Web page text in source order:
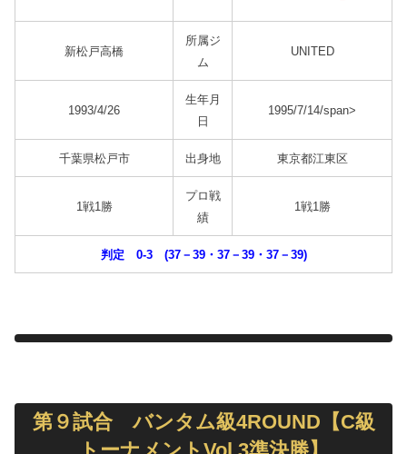
新松戸高橋
所属ジ
ム
UNITED
1993/4/26
生年月
日
1995/7/14/span>
千葉県松戸市 出身地 東京都江東区
1戦1勝
プロ戦
績
1戦1勝
判定 0-3 (37－39・37－39・37－39)
第９試合 バンタム級4ROUND【C級